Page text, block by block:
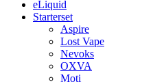
eLiquid
Starterset
Aspire
Lost Vape
Nevoks
OXVA
Moti